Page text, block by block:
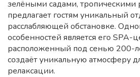
зелёными садами, тропическими
предлагает гостям уникальный
расслабляющей обстановке.
особенностей является его SPA-
расположенный под сенью 200-
создаёт уникальную атмосферу
релаксации.